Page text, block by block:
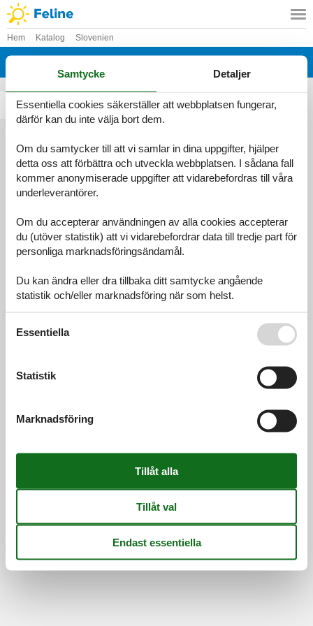
Hem Katalog Slovenien
Katalog - Slovenien - H
Hocko Pohorje
Information
Persondatapolitik
Cookies
FAQ
©Feline Holidays-Feline Holidays A/S -Nygade 8B, 2.th -
DK-7400 Herning-Danmark -Telefon:
info@feline-holidays.se
Momsregistreringsnummer: DK26347688
Samtycke Detaljer
Essentiella cookies säkerställer att webbplatsen fungerar,
därför kan du inte välja bort dem.
Om du samtycker till att vi samlar in dina uppgifter, hjälper
detta oss att förbättra och utveckla webbplatsen. I sådana fall
kommer anonymiserade uppgifter att vidarebefordras till våra
underleverantörer.
Om du accepterar användningen av alla cookies accepterar
du (utöver statistik) att vi vidarebefordrar data till tredje part för
personliga marknadsföringsändamål.
Du kan ändra eller dra tillbaka ditt samtycke angående
statistik och/eller marknadsföring när som helst.
Essentiella
Statistik
Marknadsföring